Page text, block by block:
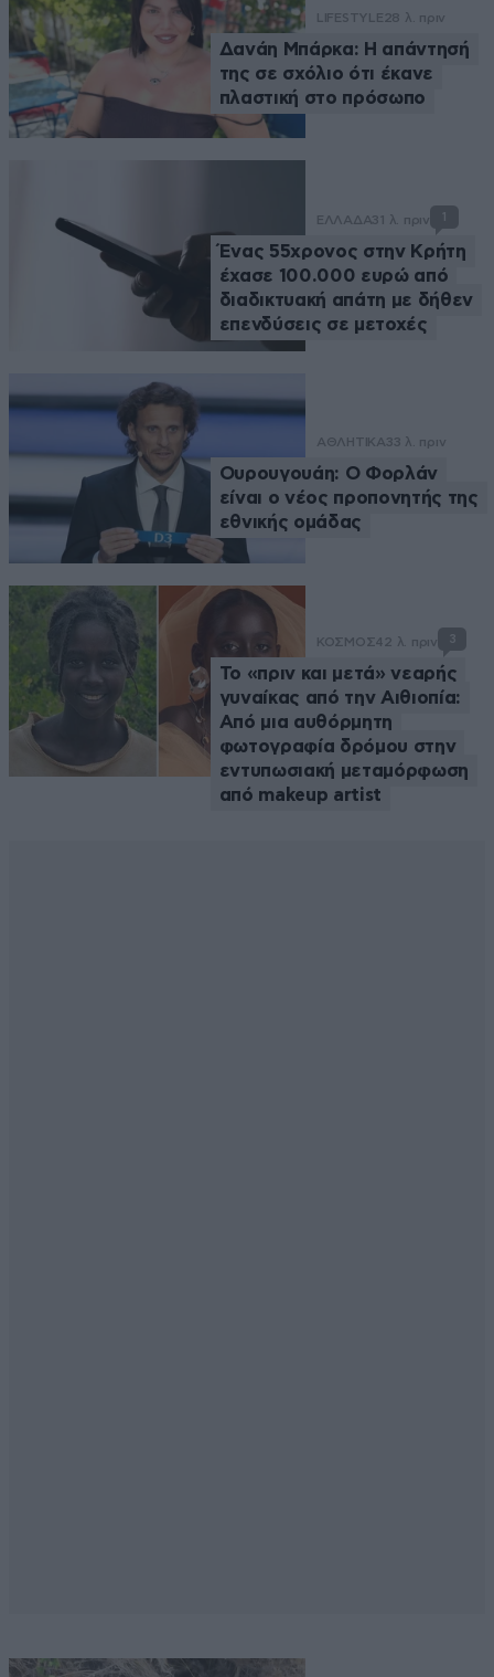
LIFESTYLE 28 λ. πριν
Δανάη Μπάρκα: Η απάντησή
της σε σχόλιο ότι έκανε
πλαστική στο πρόσωπο
ΕΛΛΑΔΑ31 λ. πριν 1
Ένας 55χρονος στην Κρήτη
έχασε 100.000 ευρώ από
διαδικτυακή απάτη με δήθεν
επενδύσεις σε μετοχές
ΑΘΛΗΤΙΚΑ33 λ. πριν
Ουρουγουάη: Ο Φορλάν
είναι ο νέος προπονητής της
εθνικής ομάδας
ΚΟΣΜΟΣ42 λ. πριν 3
Το «πριν και μετά» νεαρής
γυναίκας από την Αιθιοπία:
Από μια αυθόρμητη
φωτογραφία δρόμου στην
εντυπωσιακή μεταμόρφωση
από makeup artist